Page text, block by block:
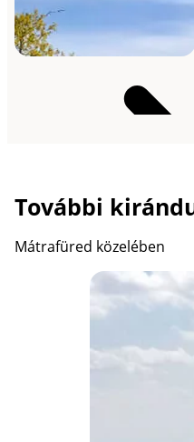
További
Mátrafüred közelében